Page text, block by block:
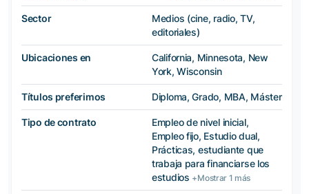
Sector
Medios (cine, radio, TV,
editoriales)
Ubicaciones en
California, Minnesota, New
York, Wisconsin
Títulos preferimos Diploma, Grado, MBA, Máster
Tipo de contrato
Empleo de nivel inicial,
Empleo fijo, Estudio dual,
Prácticas, estudiante que
trabaja para financiarse los
estudios +Mostrar 1 más